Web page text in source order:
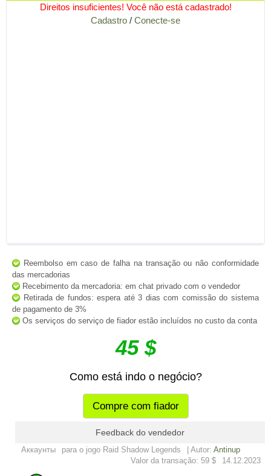
Direitos insuficientes! Você não está cadastrado!
Cadastro / Conecte-se
Reembolso em caso de falha na transação ou não conformidade
das mercadorias
Recebimento da mercadoria: em chat privado com o vendedor
Retirada de fundos: espera até 3 dias com comissão do sistema
de pagamento de 3%
Os serviços do serviço de fiador estão incluídos no custo da conta
45 $
Como está indo o negócio?
Compre com fiador
Feedback do vendedor
Аккаунты para o jogo Raid Shadow Legends | Autor: Antinup
14.12.2023
Valor da transação: 59 $